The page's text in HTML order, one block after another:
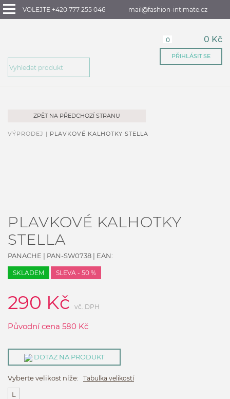
VOLEJTE +420 777 255 046 mail@fashion-intimate.cz
0 0 Kč
PŘIHLÁSIT SE
ZPĚT NA PŘEDCHOZÍ STRANU
VÝPRODEJ | PLAVKOVÉ KALHOTKY STELLA
PLAVKOVÉ KALHOTKY
STELLA
PANACHE | PAN-SW0738 | EAN:
SKLADEM SLEVA - 50 %
290 Kč vč. DPH
Původní cena 580 Kč
DOTAZ NA PRODUKT
Vyberte velikost níže: Tabulka velikostí
L